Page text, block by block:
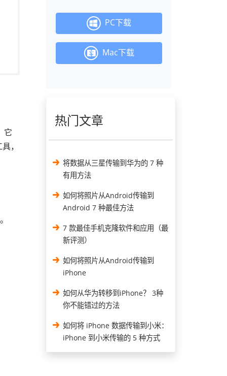
它
，
PC下载
Mac下载
热门文章
将数据从三星传输到华为的 7 种
有用方法
如何将照片从Android传输到
Android 7 种最佳方法
7 款最佳手机克隆软件和应用（最
新评测）
如何将照片从Android传输到
iPhone
如何从华为转移到iPhone？ 3种
你不能错过的方法
如何将 iPhone 数据传输到小米：
iPhone 到小米传输的 5 种方式